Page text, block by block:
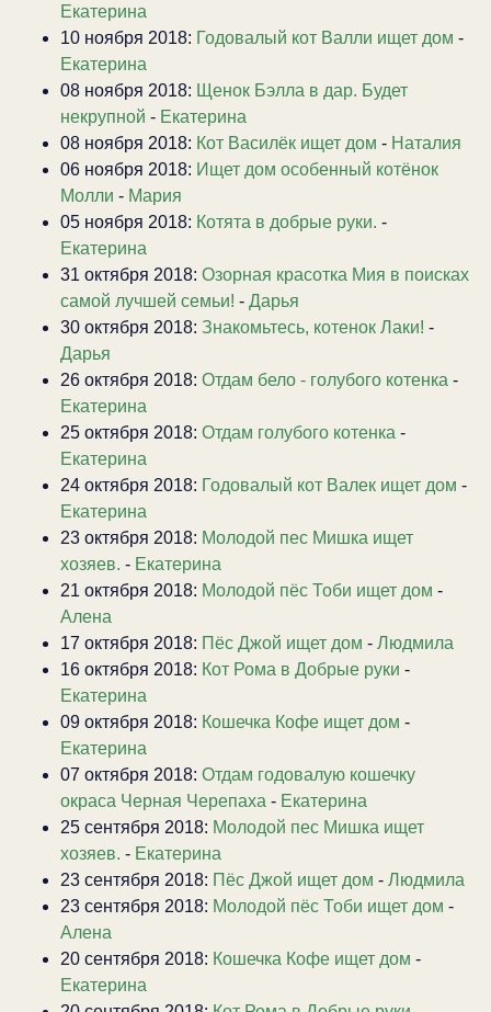
Екатерина
10 ноября 2018: Годовалый кот Валли ищет дом -
Екатерина
08 ноября 2018: Щенок Бэлла в дар. Будет
некрупной - Екатерина
08 ноября 2018: Кот Василёк ищет дом - Наталия
06 ноября 2018: Ищет дом особенный котёнок
Молли - Мария
05 ноября 2018: Котята в добрые руки. -
Екатерина
31 октября 2018: Озорная красотка Мия в поисках
самой лучшей семьи! - Дарья
30 октября 2018: Знакомьтесь, котенок Лаки! -
Дарья
26 октября 2018: Отдам бело - голубого котенка -
Екатерина
25 октября 2018: Отдам голубого котенка -
Екатерина
24 октября 2018: Годовалый кот Валек ищет дом -
Екатерина
23 октября 2018: Молодой пес Мишка ищет
хозяев. - Екатерина
21 октября 2018: Молодой пёс Тоби ищет дом -
Алена
17 октября 2018: Пёс Джой ищет дом - Людмила
16 октября 2018: Кот Рома в Добрые руки -
Екатерина
09 октября 2018: Кошечка Кофе ищет дом -
Екатерина
07 октября 2018: Отдам годовалую кошечку
окраса Черная Черепаха - Екатерина
25 сентября 2018: Молодой пес Мишка ищет
хозяев. - Екатерина
23 сентября 2018: Пёс Джой ищет дом - Людмила
23 сентября 2018: Молодой пёс Тоби ищет дом -
Алена
20 сентября 2018: Кошечка Кофе ищет дом -
Екатерина